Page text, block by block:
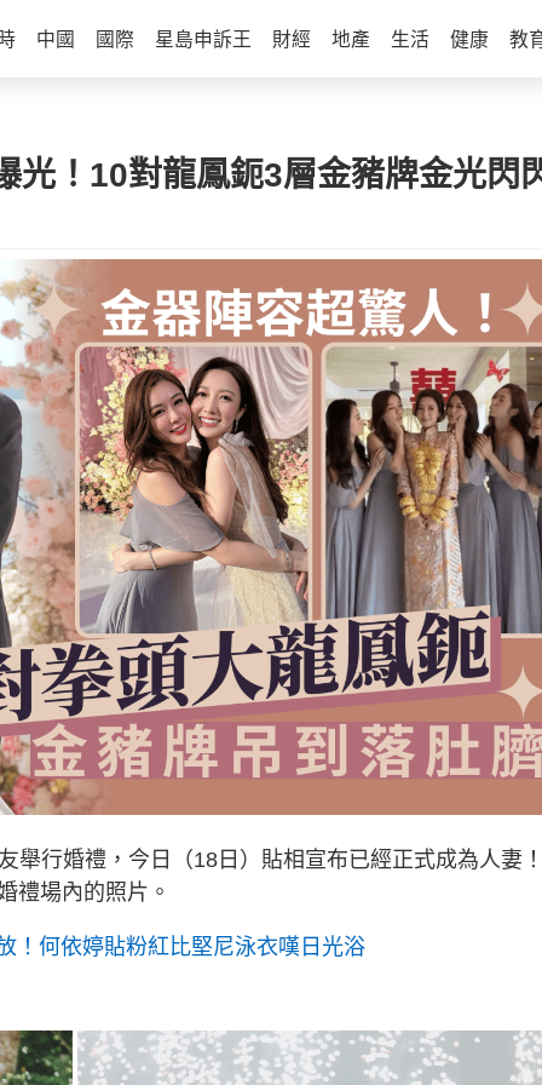
中國 國際 星島申訴王 財經 地產 生活 健康 教
光！10對龍鳳鈪3層金豬牌金光閃
舉行婚禮，今日（18日）貼相宣布已經正式成為人妻
禮場內的照片。
！何依婷貼粉紅比堅尼泳衣嘆日光浴